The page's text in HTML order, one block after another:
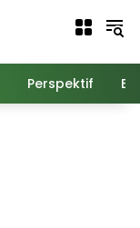
Perspektif